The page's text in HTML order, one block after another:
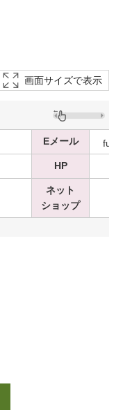
画面サイズで表示
Eメール
HP
ネット
ショップ